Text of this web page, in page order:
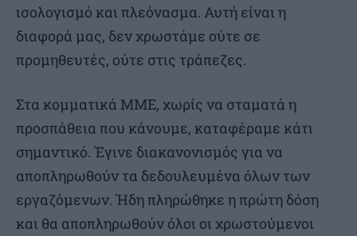
ισολογισμό και πλεόνασμα. Αυτή είναι η
διαφορά μας, δεν χρωστάμε ούτε σε
προμηθευτές, ούτε στις τράπεζες.
Στα κομματικά ΜΜΕ, χωρίς να σταματά η
προσπάθεια που κάνουμε, καταφέραμε κάτι
σημαντικό. Έγινε διακανονισμός για να
αποπληρωθούν τα δεδουλευμένα όλων των
εργαζόμενων. Ήδη πληρώθηκε η πρώτη δόση
και θα αποπληρωθούν όλοι οι χρωστούμενοι